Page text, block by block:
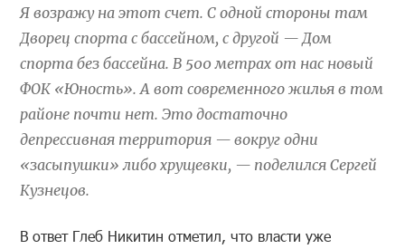
Я возражу на этот счет. С одной стороны там
Дворец спорта с бассейном, с другой — Дом
спорта без бассейна. В 500 метрах от нас новый
ФОК «Юность». А вот современного жилья в том
районе почти нет. Это достаточно
депрессивная территория — вокруг одни
«засыпушки» либо хрущевки, — поделился Сергей
Кузнецов.
В ответ Глеб Никитин отметил, что власти уже